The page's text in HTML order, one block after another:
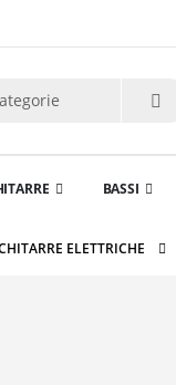
BASSI
ELETTRICHE